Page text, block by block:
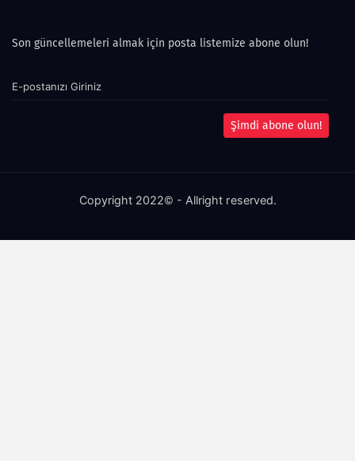
Son güncellemeleri almak için posta listemize abone olun!
Şimdi abone olun!
Copyright 2022© - Allright reserved.